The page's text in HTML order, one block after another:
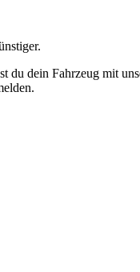
.
du dein Fahrzeug mit